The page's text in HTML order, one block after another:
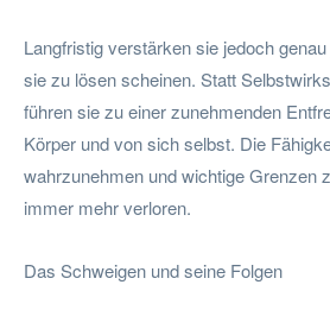
Langfristig verstärken sie jedoch
sie zu lösen scheinen. Statt
führen sie zu einer zunehmenden
Körper und von sich selbst. Die
wahrzunehmen und wichtige Grenzen
immer mehr verloren.
Das Schweigen und seine Folgen